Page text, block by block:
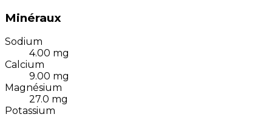
Minéraux
Sodium
4.00 mg
Calcium
9.00 mg
Magnésium
27.0 mg
Potassium